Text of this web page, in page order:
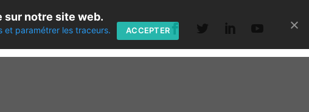
sur notre site web.
et paramétrer les traceurs. ACCEPTER